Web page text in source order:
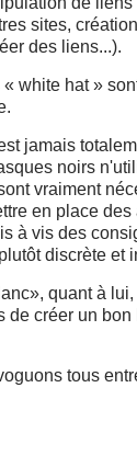
sites,
des liens...).
« white hat »
jamais
noirs
vraiment
en place
à vis des
discrète et
quant à
de créer un
tous